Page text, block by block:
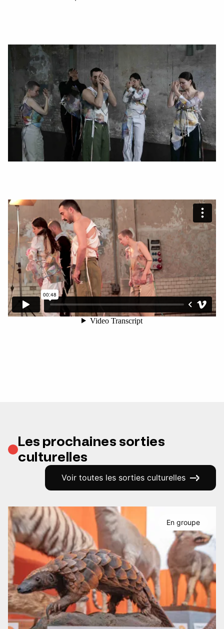
Les prochaines sorties
culturelles
Voir toutes les sorties culturelles
En groupe